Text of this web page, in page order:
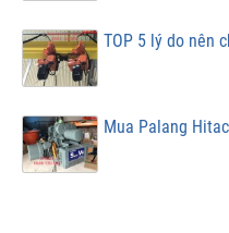
TOP 5 lý do nên
Mua Palang